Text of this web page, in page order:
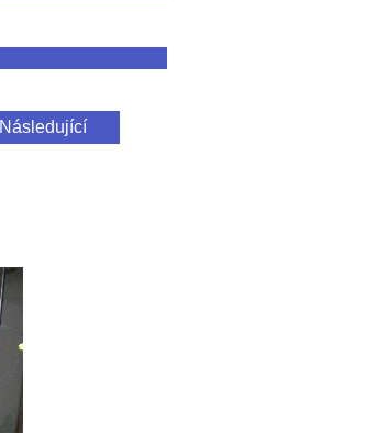
Následující